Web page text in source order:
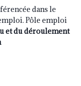
dans le
Pôle emploi
et du déroulement